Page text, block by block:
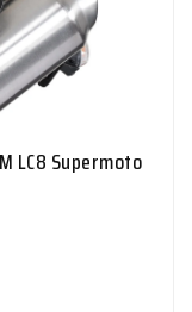
LC8 Supermoto